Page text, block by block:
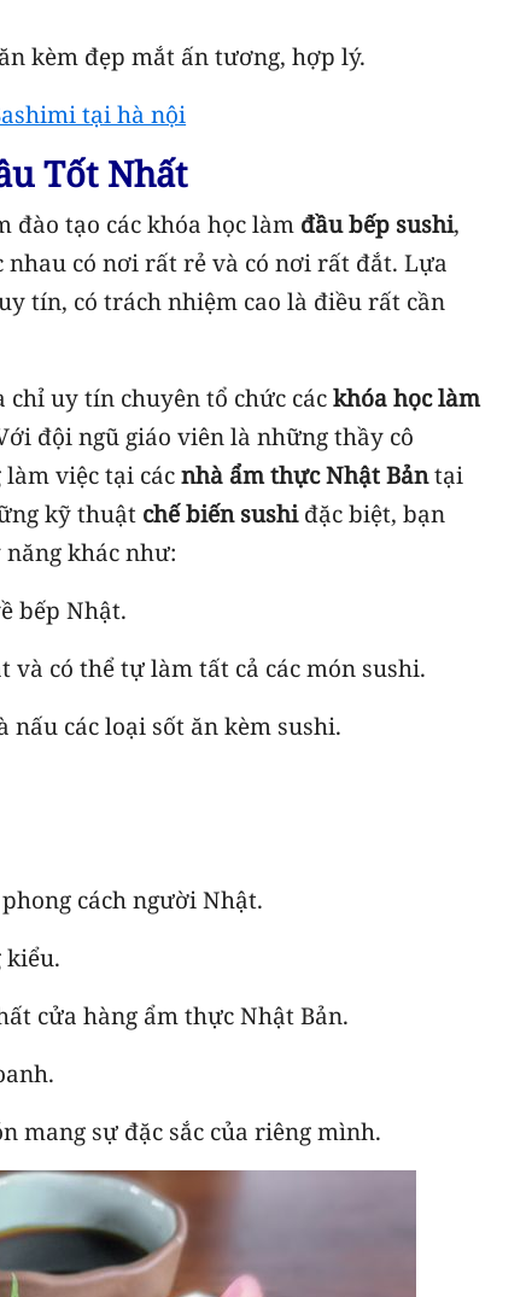
kèm đẹp mắt ấn tương, hợp lý.
tại hà nội
Tốt Nhất
đào tạo các khóa học làm đầu bếp sushi,
có nơi rất rẻ và có nơi rất đắt. Lựa
tín, có trách nhiệm cao là điều rất cần
chỉ uy tín chuyên tổ chức cáckhóa học làm
đội ngũ giáo viên là những thầy cô
làm việc tại cácnhà ẩm thực Nhật Bảntại
kỹ thuật chế biến sushiđặc biệt, bạn
khác như:
bếp Nhật.
có thể tự làm tất cả các món sushi.
nấu các loại sốt ăn kèm sushi.
cách người Nhật.
kiểu.
cửa hàng ẩm thực Nhật Bản.
mang sự đặc sắc của riêng mình.